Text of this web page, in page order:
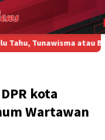
atau Bukan?
kota
Wartawan